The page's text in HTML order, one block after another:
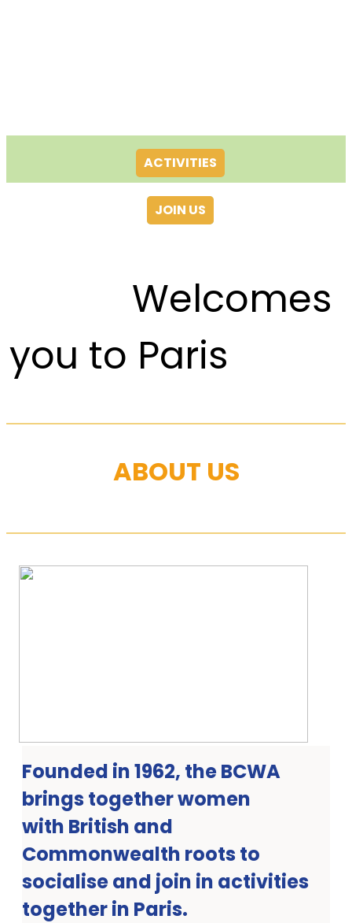
ACTIVITIES
JOIN US
Welcomes
you to Paris
ABOUT US
Founded in 1962, the BCWA
brings together women
with British and
Commonwealth roots to
socialise and join in activities
together in Paris.